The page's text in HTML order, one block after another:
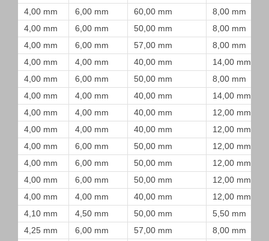
4,00 mm
6,00 mm 60,00 mm
8,00 mm
4,00 mm
6,00 mm 50,00 mm
8,00 mm
4,00 mm
6,00 mm 57,00 mm
8,00 mm
4,00 mm
4,00 mm 40,00 mm
14,00 mm
4,00 mm
6,00 mm 50,00 mm
8,00 mm
4,00 mm
4,00 mm 40,00 mm
14,00 mm
4,00 mm
4,00 mm 40,00 mm
12,00 mm
4,00 mm
4,00 mm 40,00 mm
12,00 mm
4,00 mm
6,00 mm 50,00 mm
12,00 mm
4,00 mm
6,00 mm 50,00 mm
12,00 mm
4,00 mm
6,00 mm 50,00 mm
12,00 mm
4,00 mm
4,00 mm 40,00 mm
12,00 mm
4,10 mm
4,50 mm 50,00 mm
5,50 mm
4,25 mm
6,00 mm 57,00 mm
8,00 mm